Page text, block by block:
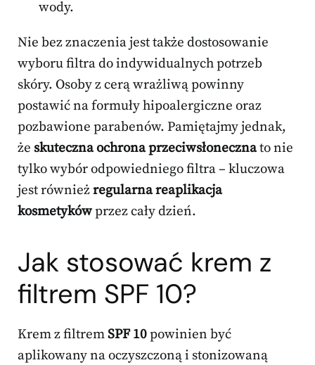
wody.
Nie bez znaczenia jest także dostosowanie
wyboru filtra do indywidualnych potrzeb
skóry. Osoby z cerą wrażliwą powinny
postawić na formuły hipoalergiczne oraz
pozbawione parabenów. Pamiętajmy jednak,
że skuteczna ochrona przeciwsłonecznato nie
tylko wybór odpowiedniego filtra – kluczowa
jest równieżregularna reaplikacja
kosmetykówprzez cały dzień.
Jak stosować krem z
filtrem SPF 10?
Krem z filtremSPF 10powinien być
aplikowany na oczyszczoną i stonizowaną